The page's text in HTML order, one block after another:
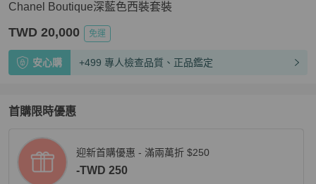
Chanel Boutique深藍色西裝套裝
TWD 20,000 免運
安心購 +499 專人檢查品質、正品鑑定
首購限時優惠
迎新首購優惠 - 滿兩萬折 $250
-TWD 250